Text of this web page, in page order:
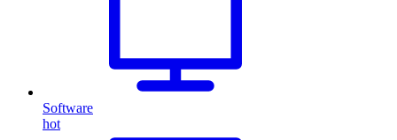
Software
hot